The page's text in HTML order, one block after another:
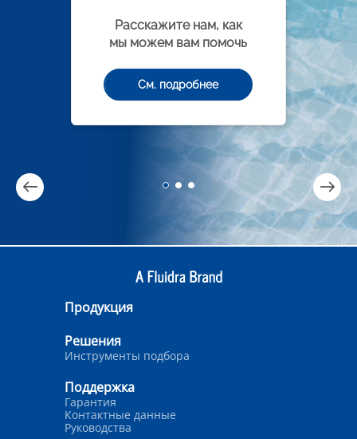
Расскажите нам, как
мы можем вам помочь
См. подробнее
Продукция
Решения
Инструменты подбора
Поддержка
Гарантия
Контактные данные
Руководства